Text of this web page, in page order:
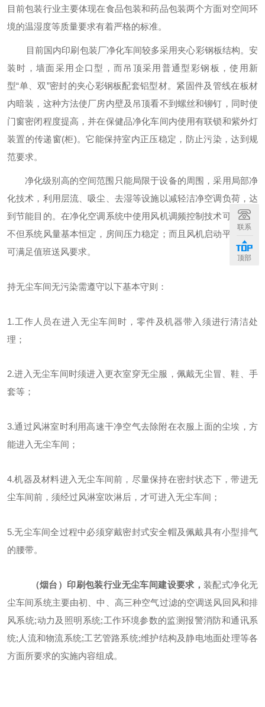
目前包装行业主要体现在食品包装和药品包装两个方面对空间环
境的温湿度等质量要求有着严格的标准。
目前国内印刷包装厂净化车间较多采用夹心彩钢板结构。安
装时，墙面采用企口型，而吊顶采用普通型彩钢板，使用新
型“单、双”密封的夹心彩钢板配套铝型材。紧固件及管线在板材
内暗装，这种方法使厂房内壁及吊顶看不到螺丝和铆钉，同时使
门窗密闭程度提高，并在保健品净化车间内使用有联锁和紫外灯
装置的传递窗(柜)。它能保持室内正压稳定，防止污染，达到规
范要求。
净化级别高的空间范围只能局限于设备的周围，采用局部净
化技术，利用层流、吸尘、去湿等设施以减轻洁净空调负荷，达
到节能目的。在净化空调系统中使用风机调频控制技术可节能；
不但系统风量基本恒定，房间压力稳定；而且风机启动平稳同时
可满足值班送风要求。
持无尘车间无污染需遵守以下基本守则：
1.工作人员在进入无尘车间时，零件及机器带入须进行清洁处
理；
2.进入无尘车间时须进入更衣室穿无尘服，佩戴无尘冒、鞋、手
套等；
3.通过风淋室时利用高速干净空气去除附在衣服上面的尘埃，方
能进入无尘车间；
4.机器及材料进入无尘车间前，尽量保持在密封状态下，带进无
尘车间前，须经过风淋室吹淋后，才可进入无尘车间；
5.无尘车间全过程中必须穿戴密封式安全帽及佩戴具有小型排气
的腰带。
（烟台）印刷包装行业无尘车间建设要求， 装配式净化无
尘车间系统主要由初、中、高三种空气过滤的空调送风回风和排
风系统;动力及照明系统;工作环境参数的监测报警消防和通讯系
统;人流和物流系统;工艺管路系统;维护结构及静电地面处理等各
方面所要求的实施内容组成。
联系
顶部